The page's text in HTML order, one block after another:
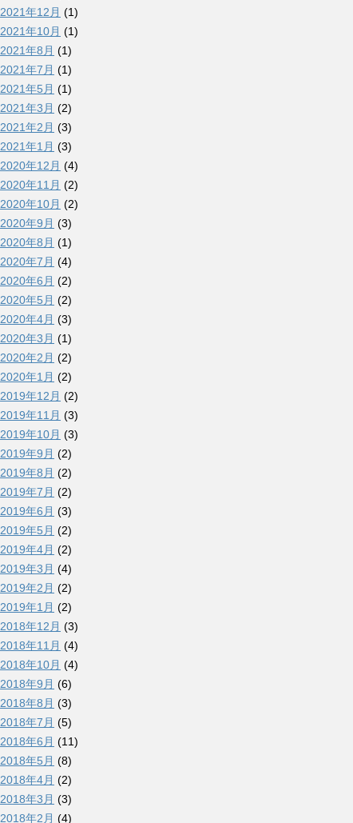
2021年12月 (1)
2021年10月 (1)
2021年8月 (1)
2021年7月 (1)
2021年5月 (1)
2021年3月 (2)
2021年2月 (3)
2021年1月 (3)
2020年12月 (4)
2020年11月 (2)
2020年10月 (2)
2020年9月 (3)
2020年8月 (1)
2020年7月 (4)
2020年6月 (2)
2020年5月 (2)
2020年4月 (3)
2020年3月 (1)
2020年2月 (2)
2020年1月 (2)
2019年12月 (2)
2019年11月 (3)
2019年10月 (3)
2019年9月 (2)
2019年8月 (2)
2019年7月 (2)
2019年6月 (3)
2019年5月 (2)
2019年4月 (2)
2019年3月 (4)
2019年2月 (2)
2019年1月 (2)
2018年12月 (3)
2018年11月 (4)
2018年10月 (4)
2018年9月 (6)
2018年8月 (3)
2018年7月 (5)
2018年6月 (11)
2018年5月 (8)
2018年4月 (2)
2018年3月 (3)
2018年2月 (4)